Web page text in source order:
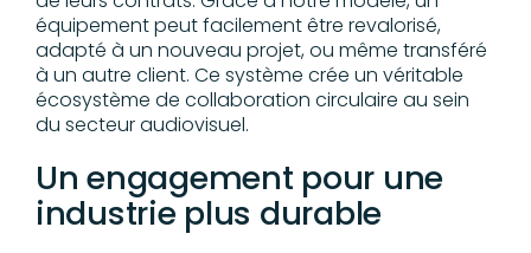
équipement peut facilement être revalorisé,
adapté à un nouveau projet, ou même transféré
à un autre client. Ce système crée un véritable
écosystème de collaboration circulaire au sein
du secteur audiovisuel.
Un engagement pour une
industrie plus durable